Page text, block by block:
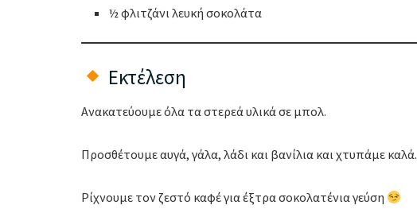
½ φλιτζάνι λευκή σοκολάτα
Εκτέλεση
Ανακατεύουμε όλα τα στερεά υλικά σε μπολ.
Προσθέτουμε αυγά, γάλα, λάδι και βανίλια και χτυπάμε καλά.
Ρίχνουμε τον ζεστό καφέ για έξτρα σοκολατένια γεύση